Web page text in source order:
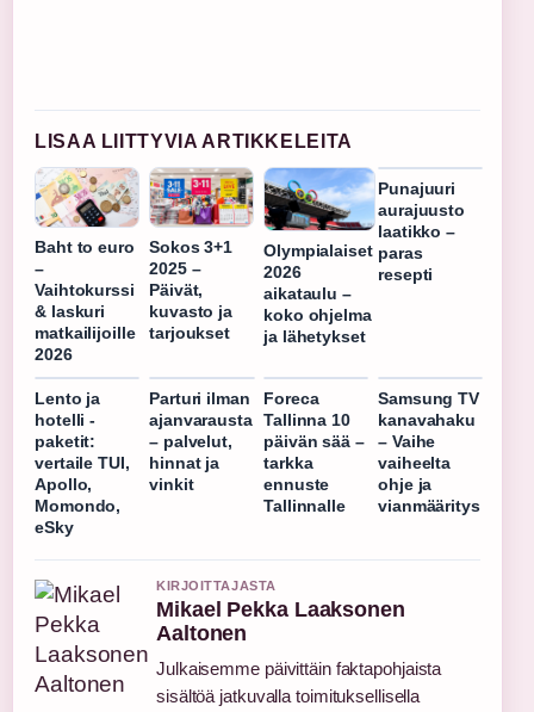
LISAA LIITTYVIA ARTIKKELEITA
Baht to euro
–
Vaihtokurssi
& laskuri
matkailijoille
2026
Sokos 3+1
2025 –
Päivät,
kuvasto ja
tarjoukset
Olympialaiset
2026
aikataulu –
koko ohjelma
ja lähetykset
Punajuuri
aurajuusto
laatikko –
paras
resepti
Lento ja
hotelli -
paketit:
vertaile TUI,
Apollo,
Momondo,
eSky
Parturi ilman
ajanvarausta
– palvelut,
hinnat ja
vinkit
Foreca
Tallinna 10
päivän sää –
tarkka
ennuste
Tallinnalle
Samsung TV
kanavahaku
– Vaihe
vaiheelta
ohje ja
vianmääritys
KIRJOITTAJASTA
Mikael Pekka Laaksonen
Aaltonen
Julkaisemme päivittäin faktapohjaista
sisältöä jatkuvalla toimituksellisella